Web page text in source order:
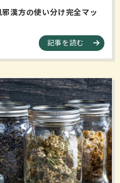
漢方の使い分け完全マッ
記事を読む